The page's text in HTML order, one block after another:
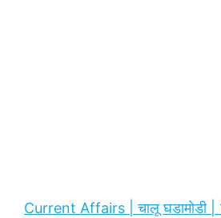
Current Affairs | चालू घडामोडी